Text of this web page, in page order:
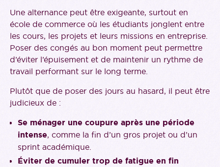
Une alternance peut être exigeante, surtout en
école de commerce où les étudiants jonglent entre
les cours, les projets et leurs missions en entreprise.
Poser des congés au bon moment peut permettre
d’éviter l’épuisement et de maintenir un rythme de
travail performant sur le long terme.
Plutôt que de poser des jours au hasard, il peut être
judicieux de :
Se ménager une coupure après une période
intense, comme la fin d’un gros projet ou d’un
sprint académique.
Éviter de cumuler trop de fatigue en fin